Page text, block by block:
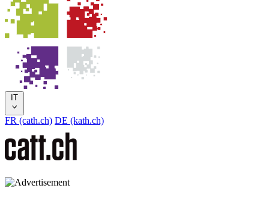
IT
FR (cath.ch) DE (kath.ch)